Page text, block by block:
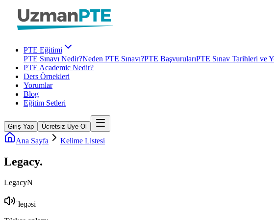
PTE Eğitimi
PTE Sınavı Nedir?Neden PTE Sınavı?PTE BaşvurularıPTE Sınav Tarihleri ve
PTE Academic Nedir?
Ders Örnekleri
Yorumlar
Blog
Eğitim Setleri
Giriş Yap Ücretsiz Üye Ol
Ana Sayfa Kelime Listesi
Legacy.
LegacyN
ˈleɡəsi